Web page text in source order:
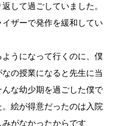
して過ごしていました。
ザーで発作を緩和してい
うになって行くのに、僕
の授業になると先生に当
な幼少期を過ごした僕で
絵が得意だったのは入院
がなかったからです